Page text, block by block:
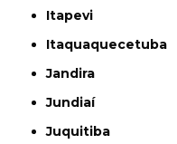
Itapevi
Itaquaquecetuba
Jandira
Jundiaí
Juquitiba